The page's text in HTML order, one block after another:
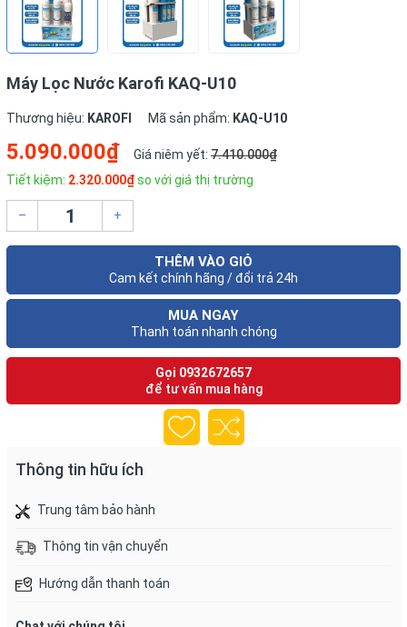
Máy Lọc Nước Karofi KAQ-U10
Thương hiệu: KAROFI Mã sản phẩm: KAQ-U10
5.090.000₫ Giá niêm yết: 7.410.000₫
Tiết kiệm: 2.320.000₫so với giá thị trường
– +
THÊM VÀO GIỎ
Cam kết chính hãng / đổi trả 24h
MUA NGAY
Thanh toán nhanh chóng
Gọi 0932672657
để tư vấn mua hàng
Thông tin hữu ích
Trung tâm bảo hành
Thông tin vận chuyển
Hướng dẫn thanh toán